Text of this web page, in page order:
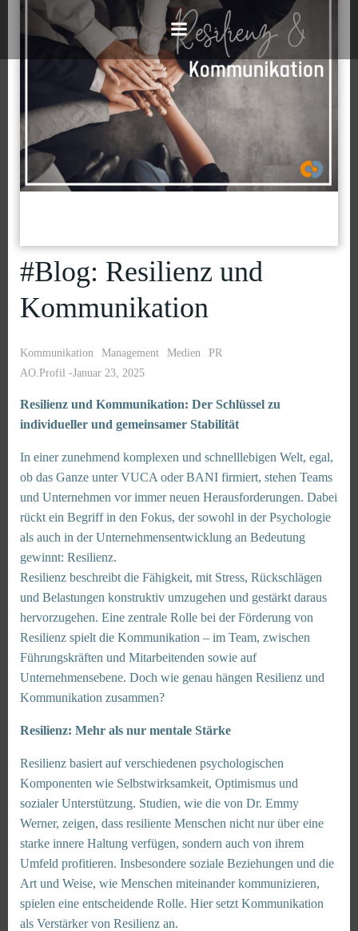
Zum
Inhalt
springen
#Blog: Resilienz und
Kommunikation
Kommunikation Management Medien
PR
AO.Profil -Januar 23, 2025
Resilienz und Kommunikation: Der Schlüssel zu
individueller und gemeinsamer Stabilität
In einer zunehmend komplexen und schnelllebigen Welt, egal,
ob das Ganze unter VUCA oder BANI firmiert, stehen Teams
und Unternehmen vor immer neuen Herausforderungen. Dabei
rückt ein Begriff in den Fokus, der sowohl in der Psychologie
als auch in der Unternehmensentwicklung an Bedeutung
gewinnt: Resilienz.
Resilienz beschreibt die Fähigkeit, mit Stress, Rückschlägen
und Belastungen konstruktiv umzugehen und gestärkt daraus
hervorzugehen. Eine zentrale Rolle bei der Förderung von
Resilienz spielt die Kommunikation – im Team, zwischen
Führungskräften und Mitarbeitenden sowie auf
Unternehmensebene. Doch wie genau hängen Resilienz und
Kommunikation zusammen?
Resilienz: Mehr als nur mentale Stärke
Resilienz basiert auf verschiedenen psychologischen
Komponenten wie Selbstwirksamkeit, Optimismus und
sozialer Unterstützung. Studien, wie die von Dr. Emmy
Werner, zeigen, dass resiliente Menschen nicht nur über eine
starke innere Haltung verfügen, sondern auch von ihrem
Umfeld profitieren. Insbesondere soziale Beziehungen und die
Art und Weise, wie Menschen miteinander kommunizieren,
spielen eine entscheidende Rolle. Hier setzt Kommunikation
als Verstärker von Resilienz an.